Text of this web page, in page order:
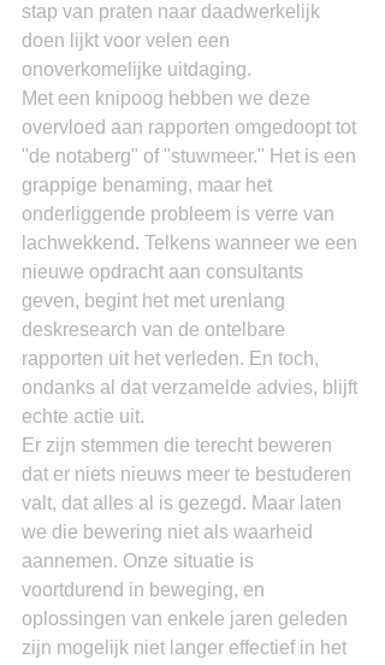
stap van praten naar daadwerkelijk
doen lijkt voor velen een
onoverkomelijke uitdaging.
Met een knipoog hebben we deze
overvloed aan rapporten omgedoopt tot
"de notaberg" of "stuwmeer." Het is een
grappige benaming, maar het
onderliggende probleem is verre van
lachwekkend. Telkens wanneer we een
nieuwe opdracht aan consultants
geven, begint het met urenlang
deskresearch van de ontelbare
rapporten uit het verleden. En toch,
ondanks al dat verzamelde advies, blijft
echte actie uit.
Er zijn stemmen die terecht beweren
dat er niets nieuws meer te bestuderen
valt, dat alles al is gezegd. Maar laten
we die bewering niet als waarheid
aannemen. Onze situatie is
voortdurend in beweging, en
oplossingen van enkele jaren geleden
zijn mogelijk niet langer effectief in het